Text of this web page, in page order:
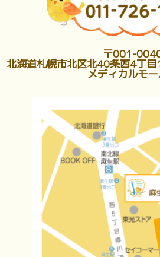
〒001-
北海道札幌市北区北40条西4丁
メディカルモ